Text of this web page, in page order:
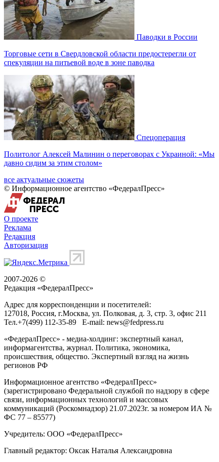
Паводки в России
Торговые сети в Свердловской области предостерегли от
спекуляции на питьевой воде в зоне паводка
Спецоперация
Политолог Алексей Малинин о переговорах с Украиной: «Мы
давно сидим за этим столом»
все актуальные сюжеты
© Информационное агентство «ФедералПресс»
О проекте
Реклама
Редакция
Авторизация
2007-2026 ©
Редакция «ФедералПресс»
Адрес для корреспонденции и посетителей:
127018, Россия, г.Москва, ул. Полковая, д. 3, стр. 3, офис 211
Тел.+7(499) 112-35-89 E-mail: news@fedpress.ru
«ФедералПресс» - медиа-холдинг: экспертный канал,
информагентства, журнал. Политика, экономика,
происшествия, общество. Экспертный взгляд на жизнь
регионов РФ
Информационное агентство «ФедералПресс»
(зарегистрировано Федеральной службой по надзору в сфере
связи, информационных технологий и массовых
коммуникаций (Роскомнадзор) 21.07.2023г. за номером ИА №
ФС 77 – 85577)
Учредитель: ООО «ФедералПресс»
Главный редактор: Оксак Наталья Александровна